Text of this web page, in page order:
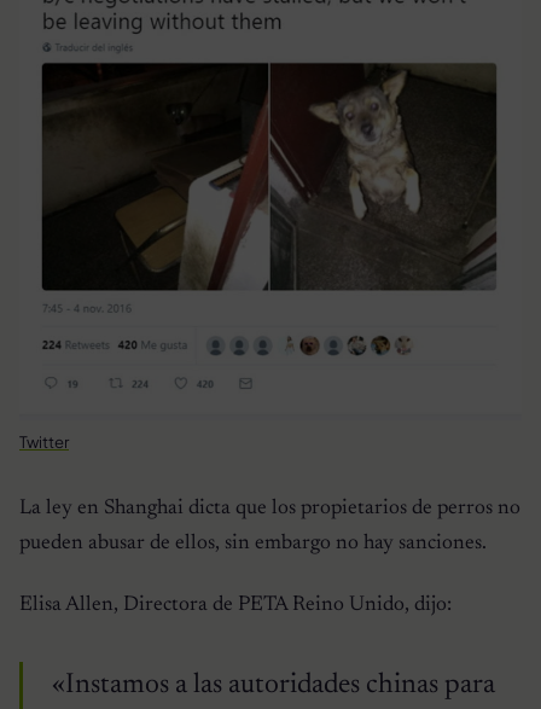
Twitter
La ley en Shanghai dicta que los propietarios de perros no
pueden abusar de ellos, sin embargo no hay sanciones.
Elisa Allen, Directora de PETA Reino Unido, dijo:
«Instamos a las autoridades chinas para